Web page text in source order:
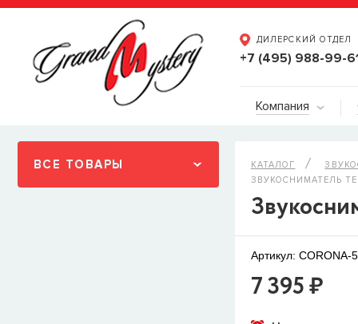
ДИЛЕРСКИЙ ОТДЕЛ
+7 (495) 988-99-
Компания
ВСЕ ТОВАРЫ КАТАЛОГ
ЗВУКОСНИМАТЕЛЬ
Артикул: CORONA-
7 395 ₽